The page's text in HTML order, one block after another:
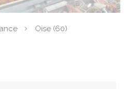
Oise (60)